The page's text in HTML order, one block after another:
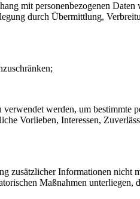
mit personenbezogenen Daten
durch Übermittlung,
werden, um bestimmte
Vorlieben, Interessen,
zusätzlicher Informationen nicht
Maßnahmen unterliegen,